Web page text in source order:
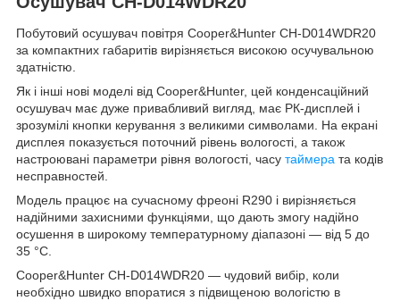
Побутовий осушувач повітря Cooper&Hunter CH-D014WDR20
за компактних габаритів вирізняється високою осучувальною
здатністю.
Як і інші нові моделі від Cooper&Hunter, цей конденсаційний
осушувач має дуже привабливий вигляд, має РК-дисплей і
зрозумілі кнопки керування з великими символами. На екрані
дисплея показується поточний рівень вологості, а також
настроювані параметри рівня вологості, часу таймера та кодів
несправностей.
Модель працює на сучасному фреоні R290 і вирізняється
надійними захисними функціями, що дають змогу надійно
осушення в широкому температурному діапазоні — від 5 до
35 °C.
Cooper&Hunter CH-D014WDR20 — чудовий вибір, коли
необхідно швидко впоратися з підвищеною вологістю в